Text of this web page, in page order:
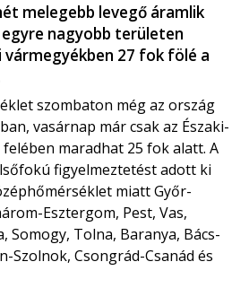
melegebb levegő áramlik
nagyobb területen
vármegyékben 27 fok fölé a
szombaton még az ország
vasárnap már csak az Északi-
maradhat 25 fok alatt. A
figyelmeztetést adott ki
miatt Győr-
Esztergom, Pest, Vas,
Somogy, Tolna, Baranya, Bács-
Szolnok, Csongrád-Csanád és